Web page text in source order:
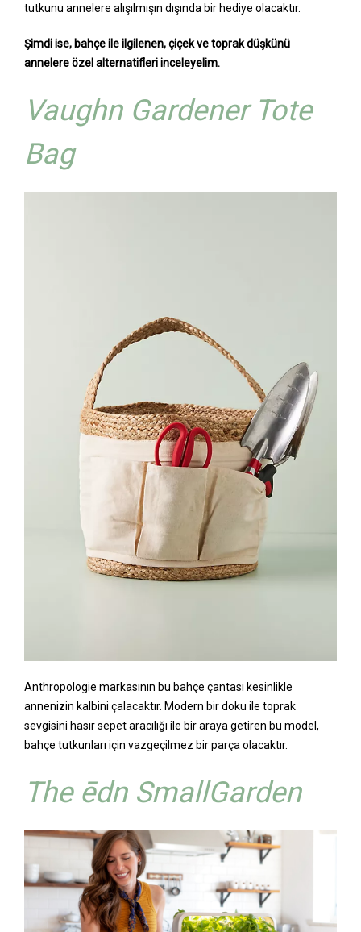
tutkunu annelere alışılmışın dışında bir hediye olacaktır.
Şimdi ise, bahçe ile ilgilenen, çiçek ve toprak düşkünü
annelere özel alternatifleri inceleyelim.
Vaughn Gardener Tote
Bag
Anthropologie markasının bu bahçe çantası kesinlikle
annenizin kalbini çalacaktır. Modern bir doku ile toprak
sevgisini hasır sepet aracılığı ile bir araya getiren bu model,
bahçe tutkunları için vazgeçilmez bir parça olacaktır.
The ēdn SmallGarden